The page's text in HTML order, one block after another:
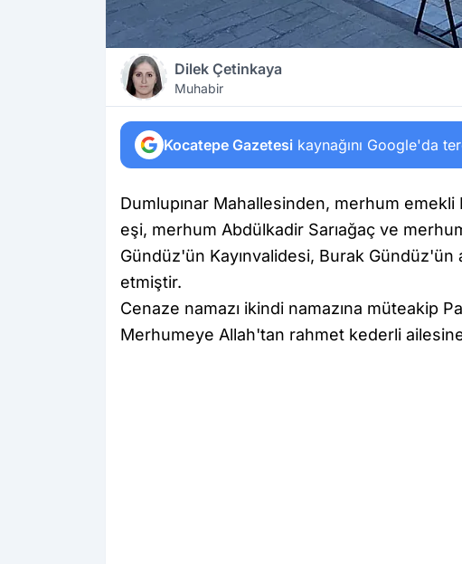
Dilek Çetinkaya
Muhabir
Kocatepe Gazetesi kaynağını Google'da
Dumlupınar Mahallesinden, merhum
eşi, merhum Abdülkadir Sarıağaç ve
Gündüz'ün Kayınvalidesi, Burak
etmiştir.
Cenaze namazı ikindi namazına müteakip
Merhumeye Allah'tan rahmet kederli ailesine